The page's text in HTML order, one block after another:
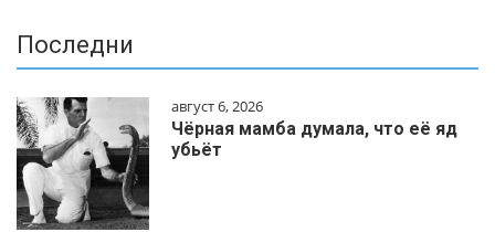
Последни
август 6, 2026
Чёрная мамба думала, что её яд
убьёт